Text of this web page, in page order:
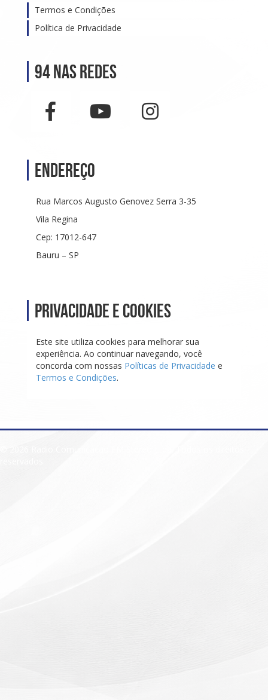
Termos e Condições
Política de Privacidade
94 nas Redes
Endereço
Rua Marcos Augusto Genovez Serra 3-35
Vila Regina
Cep: 17012-647
Bauru – SP
Privacidade e Cookies
Este site utiliza cookies para melhorar sua
experiência. Ao continuar navegando, você
concorda com nossas Políticas de Privacidade e
Termos e Condições.